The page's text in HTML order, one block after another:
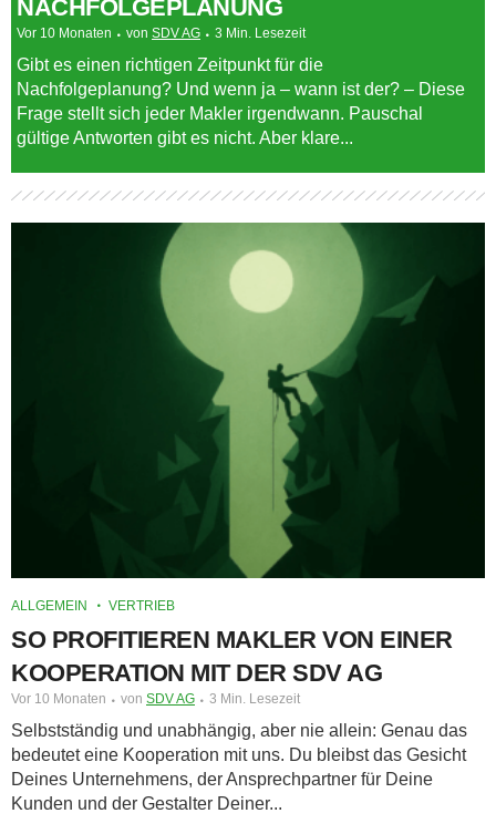
NACHFOLGEPLANUNG
Vor 10 Monaten von SDV AG 3 Min. Lesezeit
Gibt es einen richtigen Zeitpunkt für die
Nachfolgeplanung? Und wenn ja – wann ist der? – Diese
Frage stellt sich jeder Makler irgendwann. Pauschal
gültige Antworten gibt es nicht. Aber klare...
ALLGEMEIN VERTRIEB
SO PROFITIEREN MAKLER VON EINER
KOOPERATION MIT DER SDV AG
Vor 10 Monaten von SDV AG 3 Min. Lesezeit
Selbstständig und unabhängig, aber nie allein: Genau das
bedeutet eine Kooperation mit uns. Du bleibst das Gesicht
Deines Unternehmens, der Ansprechpartner für Deine
Kunden und der Gestalter Deiner...